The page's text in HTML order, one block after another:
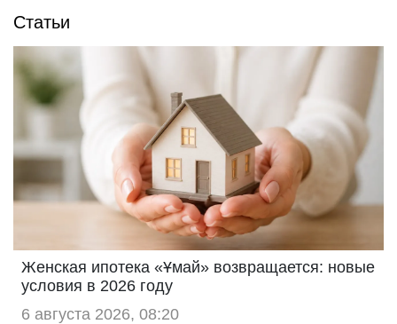
Статьи
Женская ипотека «Ұмай» возвращается: новые
условия в 2026 году
6 августа 2026, 08:20